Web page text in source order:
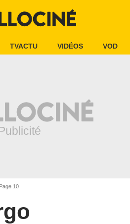
TVACTU VIDÉOS VOD
10